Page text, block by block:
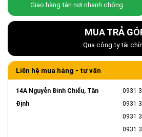
Giao hàng tận nơi nhanh chóng
MUA TRẢ
Qua công ty tài
Liên hệ mua hàng - tư vấn
14A Nguyễn Đình Chiểu, Tân
Định
0931
0931
0931
0931